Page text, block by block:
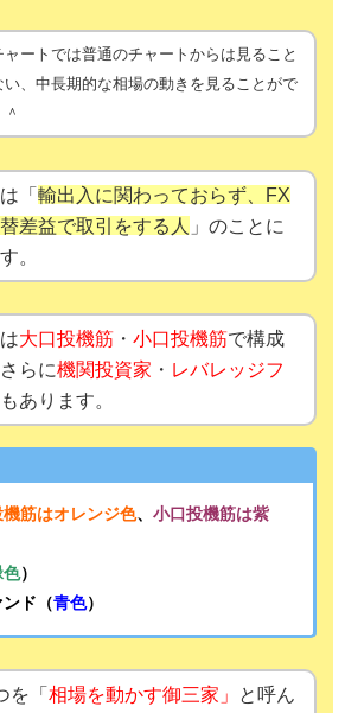
ャートでは普通のチャートからは見ること
い、中長期的な相場の動きを見ることがで
は「輸出入に関わっておらず、FX
差益で取引をする人
」のことに
。
大口投機筋・ 小口投機筋で構成
らに機関投資家 ・ レバレッジフ
もあります。
筋はオレンジ色
小口投機筋は紫
色 ）
ンド（青色 ）
を「相場を動かす御三家」
と呼ん